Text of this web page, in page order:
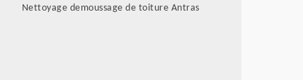
Nettoyage demoussage de toiture Antras